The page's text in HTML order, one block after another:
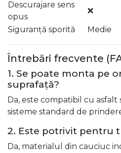
Descurajare sens
opus
❌
Siguranță sporită
Medie
Întrebări frecvente
1. Se poate monta pe
suprafață?
Da, este compatibil cu asfalt
sisteme standard de
2. Este potrivit pentru
Da, materialul din cauciuc